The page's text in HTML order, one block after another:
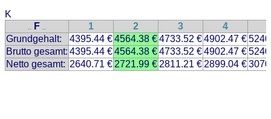
K
.. F .. 1 2 3 4
Grundgehalt:
4395.44 €4564.38 €4733.52 €4902.47 €
Brutto gesamt: 4395.44 €4564.38 €4733.52 €4902.47 €
Netto gesamt: 2640.71 € 2721.99 € 2811.21 € 2899.04 €